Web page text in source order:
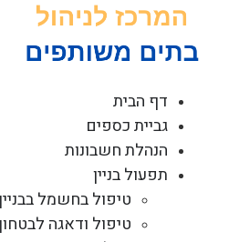
דף הבית
גביית כספים
הנהלת חשבונות
תפעול בניין
טיפול בחשמל
טיפול ודאגה לבטחון